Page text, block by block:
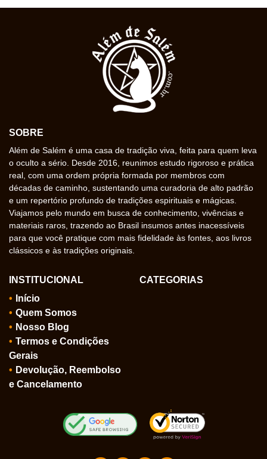
SOBRE
Além de Salém é uma casa de tradição viva, feita para quem leva
o oculto a sério. Desde 2016, reunimos estudo rigoroso e prática
real, com uma ordem própria formada por membros com
décadas de caminho, sustentando uma curadoria de alto padrão
e um repertório profundo de tradições espirituais e mágicas.
Viajamos pelo mundo em busca de conhecimento, vivências e
materiais raros, trazendo ao Brasil insumos antes inacessíveis
para que você pratique com mais fidelidade às fontes, aos livros
clássicos e às tradições originais.
INSTITUCIONAL
Início
Quem Somos
Nosso Blog
Termos e Condições
Gerais
Devolução, Reembolso
e Cancelamento
CATEGORIAS